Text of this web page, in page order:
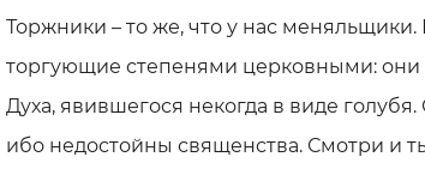
Торжники – то же, что у нас меняльщики.
торгующие степенями церковными: они
Духа, явившегося некогда в виде
ибо недостойны священства. Смотри и